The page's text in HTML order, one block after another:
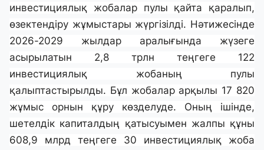
инвестициялық жобалар пулы қайта қаралып,
өзектендіру жұмыстары жүргізілді. Нәтижесінде
2026-2029 жылдар аралығында жүзеге
асырылатын 2,8 трлн теңгеге 122
инвестициялық жобаның пулы
қалыптастырылды. Бұл жобалар арқылы 17 820
жұмыс орнын құру көзделуде. Оның ішінде,
шетелдік капиталдың қатысуымен жалпы құны
608,9 млрд теңгеге 30 инвестициялық жоба